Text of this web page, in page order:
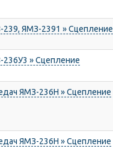
ЯМЗ-2391 » Сцепление
» Сцепление
ЯМЗ-236Н » Сцепление
ЯМЗ-236Н » Сцепление